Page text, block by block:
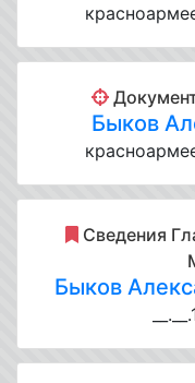
Быков
Cведения
Быков